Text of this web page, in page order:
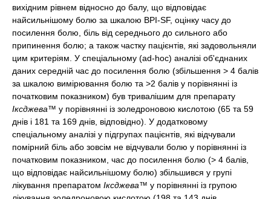
вихідним рівнем відносно до балу, що відповідає
найсильнішому болю за шкалою BPI-SF, оцінку часу до
посилення болю, біль від середнього до сильного або
припинення болю; а також частку пацієнтів, які задовольняли
цим критеріям. У спеціальному (ad-hoc) аналізі об'єднаних
даних середній час до посилення болю (збільшення > 4 балів
за шкалою вимірювання болю та >2 балів у порівнянні із
початковим показником) був тривалішим для препарату
Іксджева™ у порівнянні із золедроновою кислотою (65 та 59
днів і 181 та 169 днів, відповідно). У додатковому
спеціальному аналізі у підгрупах пацієнтів, які відчували
помірний біль або зовсім не відчували болю у порівнянні із
початковим показником, час до посилення болю (> 4 балів,
що відповідає найсильнішому болю) збільшився у групі
лікування препаратом Іксджева™ у порівнянні із групою